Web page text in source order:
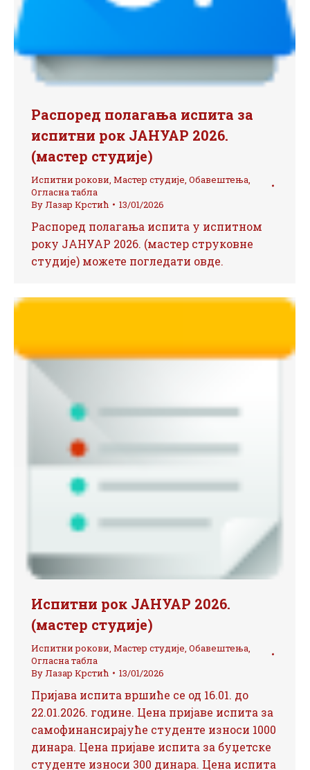
Распоред полагања испита за
испитни рок ЈАНУАР 2026.
(мастер студије)
Испитни рокови, Мастер студије, Обавештења,
Огласна табла
ByЛазар Крстић 13/01/2026
Распоред полагања испита у испитном
року ЈАНУАР 2026. (мастер струковне
студије) можете погледати овде.
Испитни рок ЈАНУАР 2026.
(мастер студије)
Испитни рокови, Мастер студије, Обавештења,
Огласна табла
ByЛазар Крстић 13/01/2026
Пријава испита вршиће се од 16.01. до
22.01.2026. године. Цена пријаве испита за
самофинансирајуће студенте износи 1000
динара. Цена пријаве испита за буџетске
студенте износи 300 динара. Цена испита